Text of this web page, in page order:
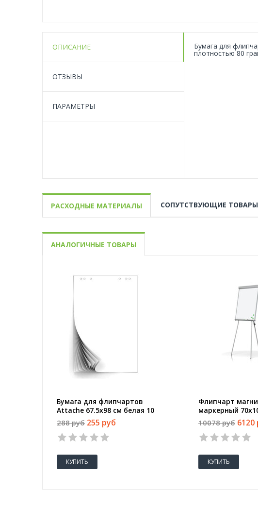
ОПИСАНИЕ
ОТЗЫВЫ
ПАРАМЕТРЫ
Бумага для
плотностью 80
РАСХОДНЫЕ МАТЕРИАЛЫ СОПУТСТВУЮЩИЕ ТОВАРЫ
АНАЛОГИЧНЫЕ ТОВАРЫ
Бумага для флипчартов
Attache 67.5х98 см белая 10
листов (80 г/кв.м)
288 руб 255 руб
КУПИТЬ
Флипчарт
маркерный
треноге Attache
10078 руб 6120
КУПИТЬ